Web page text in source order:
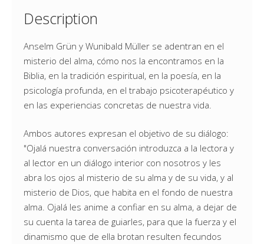
Description
Anselm Grün y Wunibald Müller se adentran en el
misterio del alma, cómo nos la encontramos en la
Biblia, en la tradición espiritual, en la poesía, en la
psicología profunda, en el trabajo psicoterapéutico y
en las experiencias concretas de nuestra vida.
Ambos autores expresan el objetivo de su diálogo:
"Ojalá nuestra conversación introduzca a la lectora y
al lector en un diálogo interior con nosotros y les
abra los ojos al misterio de su alma y de su vida, y al
misterio de Dios, que habita en el fondo de nuestra
alma. Ojalá les anime a confiar en su alma, a dejar de
su cuenta la tarea de guiarles, para que la fuerza y el
dinamismo que de ella brotan resulten fecundos